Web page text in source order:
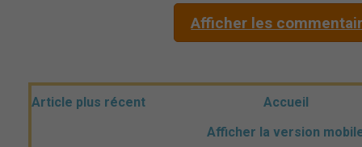
Afficher les
Article plus récent
Accueil
Afficher la version